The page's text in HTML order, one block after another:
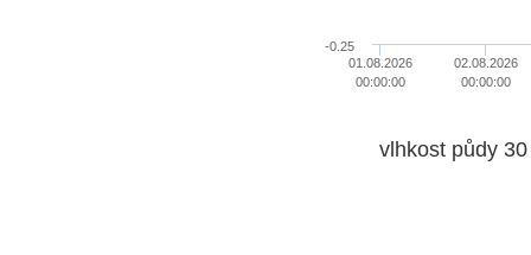
01.08.2026
00:00:00
02.08.2026
00:00:00
-0.25
vlhkost půdy